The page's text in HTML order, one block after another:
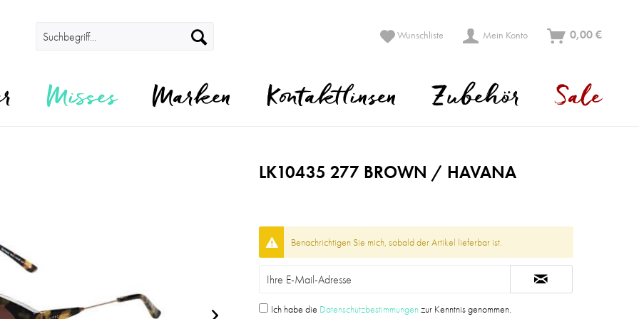
Wunschliste Mein Konto 0,00 €
Misses Marken Kontaktlinsen Zubehör Sale
LK10435 277 BROWN / HAVANA
Benachrichtigen Sie mich, sobald der Artikel lieferbar ist.
Ich habe die Datenschutzbestimmungenzur Kenntnis genommen.